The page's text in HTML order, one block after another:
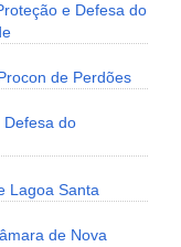
e Defesa do
de Perdões
Defesa do
Lagoa Santa
de Nova